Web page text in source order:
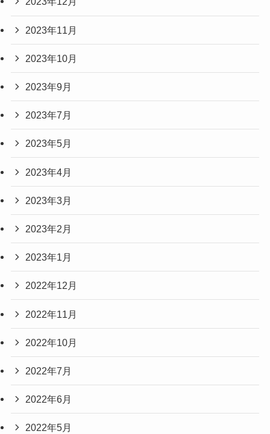
2023年11月
2023年10月
2023年9月
2023年7月
2023年5月
2023年4月
2023年3月
2023年2月
2023年1月
2022年12月
2022年11月
2022年10月
2022年7月
2022年6月
2022年5月